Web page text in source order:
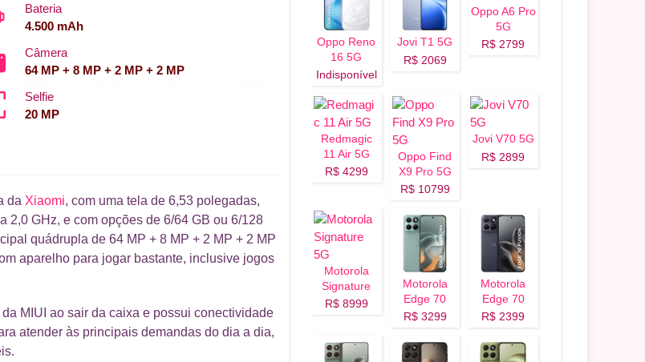
Bateria
4.500 mAh
Câmera
64 MP + 8 MP + 2 MP + 2 MP
Selfie
20 MP
da Xiaomi, com uma tela de 6,53 polegadas,
2,0 GHz, e com opções de 6/64 GB ou 6/128
quádrupla de 64 MP + 8 MP + 2 MP + 2 MP
aparelho para jogar bastante, inclusive jogos
MIUI ao sair da caixa e possui conectividade
atender às principais demandas do dia a dia,
Oppo Reno
16 5G
Indisponível
Jovi T1 5G
R$ 2069
Oppo A6 Pro
5G
R$ 2799
Redmagic
11 Air 5G
R$ 4299
Oppo Find
X9 Pro 5G
R$ 10799
Jovi V70 5G
R$ 2899
Motorola
Signature
5G
R$ 8999
Motorola
Edge 70
Fusion Plus
R$ 3299
Motorola
Edge 70
Fusion 5G
R$ 2399